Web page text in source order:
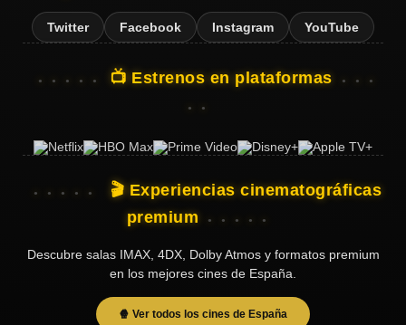
Twitter Facebook Instagram YouTube
📺 Estrenos en plataformas
🎬 Experiencias cinematográficas
premium
Descubre salas IMAX, 4DX, Dolby Atmos y formatos premium
en los mejores cines de España.
🍿 Ver todos los cines de España